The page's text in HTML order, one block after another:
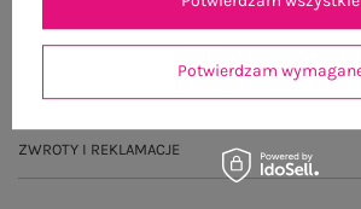
OPINIE O PRODUKCIE (0)
ZWROTY I REKLAMACJE
Potwierdzam